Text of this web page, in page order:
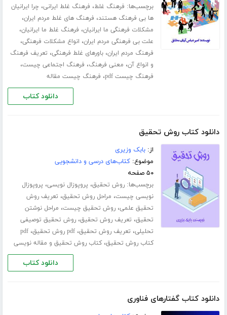
برچسب‌ها: فرهنگ غلط، فرهنگ غلط ایرانی، چرا ایرانیان
ها بی فرهنگ هستند، فرهنگ های غلط مردم ایران،
مشکلات فرهنگی ما ایرانیان، فرهنگ غلط ما ایرانیان،
علت بی فرهنگی مردم ایران، انواع مشکلات فرهنگی،
فرهنگ مردم ایران،باورهای غلط فرهنگی، تعریف فرهنگ
و انواع آن، معنی فرهنگ، فرهنگ اجتماعی چیست،
فرهنگ چیست pdf ، فرهنگ چیست مقاله
دانلود کتاب
دانلود کتاب روش تحقیق
از:بابک وزیری
موضوع:کتاب‌های درسی و دانشجویی
۵۰ صفحه
برچسب‌ها:روش تحقیق، پروپوزال نویسی، پروپوزال
نویسی چیست، مراحل روش تحقیق، تعریف روش
تحقیق علمی،روش تحقیق چیست، مراحل نوشتن
تحقیق، تعریف روش تحقیق،روش تحقیق توصیفی
تحلیلی، تعریف روش تحقیق،pdf روش تحقیق ،pdf
کتاب روش تحقیق،کتاب روش تحقیق و مقاله نویسی
دانلود کتاب
دانلود کتاب گفتارهای فناوری